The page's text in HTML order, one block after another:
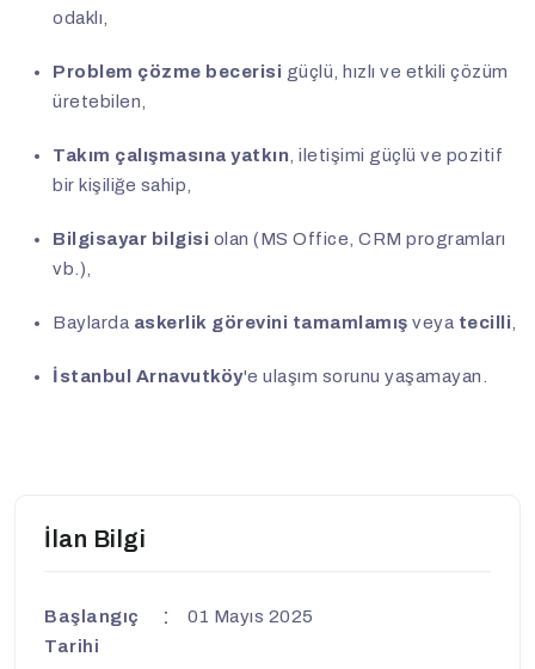
odaklı,
Problem çözme becerisi güçlü, hızlı ve etkili çözüm
üretebilen,
Takım çalışmasına yatkın, iletişimi güçlü ve pozitif
bir kişiliğe sahip,
Bilgisayar bilgisi olan (MS Office, CRM programları
vb.),
Baylarda askerlik görevini tamamlamış veya tecilli,
İstanbul Arnavutköy'e ulaşım sorunu yaşamayan.
İlan Bilgi
Başlangıç
Tarihi
01 Mayıs 2025